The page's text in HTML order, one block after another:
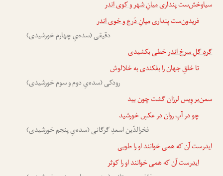
سیاوخش‌ست پنداریمیانِ شهر و کوی اندر
فریدون‌ست پنداریمیانِ دَرع و خوی اندر
دقیقی (سده‌یِ چهارم خورشیدی)
گردِ گلِ سرخ اندرخطی بکشیدی
تا خلقِ جهان را بفکندی به خلالوش
رودکی (سده‌یِ دوم و سوم خورشیدی)
سمن‌بر وِیس لرزان گشت چون بید
چودر آبِ ر‌وان درعکسِ خورشید
فخرالدّین اسعدِ گرگانی (سده‌یِ پنجم خورشیدی)
ایدر‌ست آن که همی خوانند او را طوبی
ایدر‌ست آن که همی خوانند او را کوثر